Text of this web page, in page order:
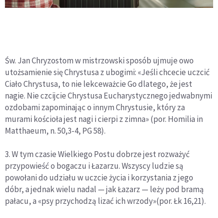
Św. Jan Chryzostom w mistrzowski sposób ujmuje owo
utożsamienie się Chrystusa z ubogimi: «Jeśli chcecie uczcić
Ciało Chrystusa, to nie lekceważcie Go dlatego, że jest
nagie. Nie czcijcie Chrystusa Eucharystycznego jedwabnymi
ozdobami zapominając o innym Chrystusie, który za
murami kościoła jest nagi i cierpi z zimna» (por. Homilia in
Matthaeum, n. 50,3-4, PG 58).
3. W tym czasie Wielkiego Postu dobrze jest rozważyć
przypowieść o bogaczu i Łazarzu. Wszyscy ludzie są
powołani do udziału w uczcie życia i korzystania z jego
dóbr, a jednak wielu nadal — jak Łazarz — leży pod bramą
pałacu, a «psy przychodzą lizać ich wrzody»(por. Łk 16,21).